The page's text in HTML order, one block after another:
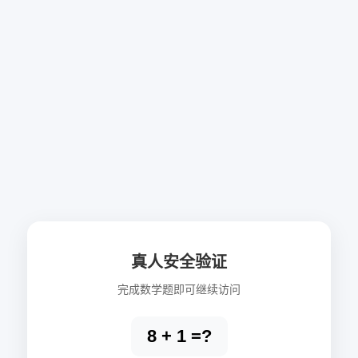
真人安全验证
完成数学题即可继续访问
8 + 1 =?